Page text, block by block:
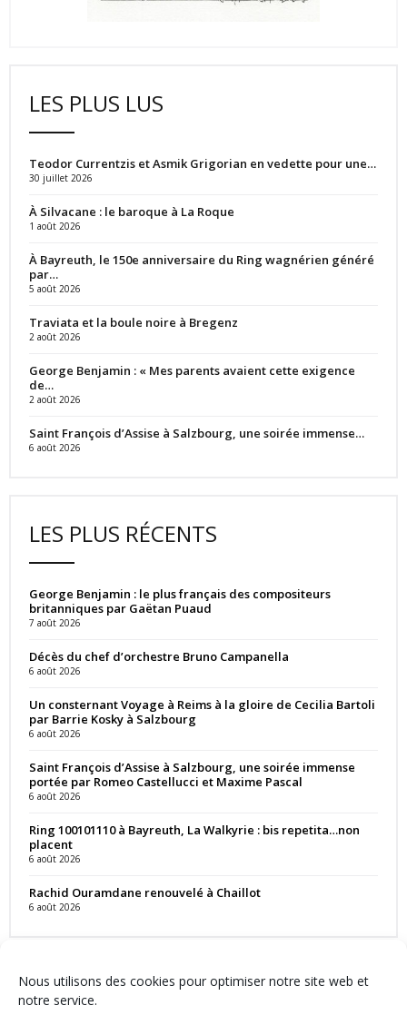
Nous utilisons des cookies pour optimiser notre site web et
notre service.
LES PLUS LUS
Teodor Currentzis et Asmik Grigorian en vedette pour une…
30 juillet 2026
À Silvacane : le baroque à La Roque
1 août 2026
À Bayreuth, le 150e anniversaire du Ring wagnérien généré
par…
5 août 2026
Traviata et la boule noire à Bregenz
2 août 2026
George Benjamin : « Mes parents avaient cette exigence
de…
2 août 2026
Saint François d’Assise à Salzbourg, une soirée immense…
6 août 2026
LES PLUS RÉCENTS
George Benjamin : le plus français des compositeurs
britanniques par Gaëtan Puaud
7 août 2026
Décès du chef d’orchestre Bruno Campanella
6 août 2026
Un consternant Voyage à Reims à la gloire de Cecilia Bartoli
par Barrie Kosky à Salzbourg
6 août 2026
Saint François d’Assise à Salzbourg, une soirée immense
portée par Romeo Castellucci et Maxime Pascal
6 août 2026
Ring 100101110 à Bayreuth, La Walkyrie : bis repetita…non
placent
6 août 2026
Rachid Ouramdane renouvelé à Chaillot
6 août 2026